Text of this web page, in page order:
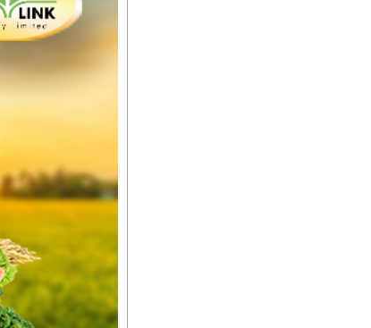
လုံလောက်တဲ့
အရွယ်အစားနဲ့
ပ်ထားတဲ့အတွက်
အဝင်
နဲ့ ဥယျာဉ်ခြံသီးနှံ
ားတာသေချာပြီ